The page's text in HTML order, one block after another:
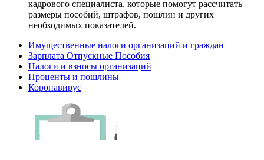
кадрового специалиста, которые помогут рассчитать
размеры пособий, штрафов, пошлин и других
необходимых показателей.
Имущественные налоги организаций и граждан
Зарплата Отпускные Пособия
Налоги и взносы организаций
Проценты и пошлины
Коронавирус